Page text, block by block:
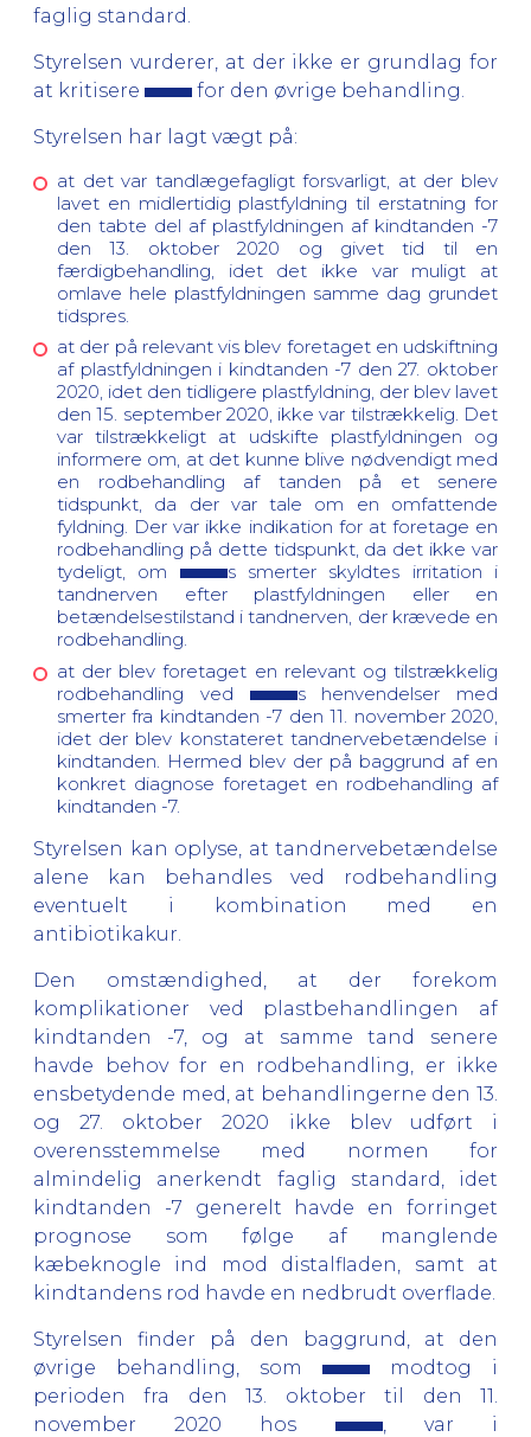
faglig standard.
Styrelsen vurderer, at der ikke er grundlag for
at kritisere
for den øvrige behandling.
Styrelsen har lagt vægt på:
at det var tandlægefagligt forsvarligt, at der blev
lavet en midlertidig plastfyldning til erstatning for
den tabte del af plastfyldningen af kindtanden -7
den 13. oktober 2020 og givet tid til en
færdigbehandling, idet det ikke var muligt at
omlave hele plastfyldningen samme dag grundet
tidspres.
at der på relevant vis blev foretaget en udskiftning
af plastfyldningen i kindtanden -7 den 27. oktober
2020, idet den tidligere plastfyldning, der blev lavet
den 15. september 2020, ikke var tilstrækkelig. Det
var tilstrækkeligt at udskifte plastfyldningen og
informere om, at det kunne blive nødvendigt med
en rodbehandling af tanden på et senere
tidspunkt, da der var tale om en omfattende
fyldning. Der var ikke indikation for at foretage en
rodbehandling på dette tidspunkt, da det ikke var
tydeligt, om
s smerter skyldtes irritation i
tandnerven efter plastfyldningen eller en
betændelsestilstand i tandnerven, der krævede en
rodbehandling.
at der blev foretaget en relevant og tilstrækkelig
rodbehandling ved
s henvendelser med
smerter fra kindtanden -7 den 11. november 2020,
idet der blev konstateret tandnervebetændelse i
kindtanden. Hermed blev der på baggrund af en
konkret diagnose foretaget en rodbehandling af
kindtanden -7.
Styrelsen kan oplyse, at tandnervebetændelse
alene kan behandles ved rodbehandling
eventuelt i kombination med en
antibiotikakur.
Den omstændighed, at der forekom
komplikationer ved plastbehandlingen af
kindtanden -7, og at samme tand senere
havde behov for en rodbehandling, er ikke
ensbetydende med, at behandlingerne den 13.
og 27. oktober 2020 ikke blev udført i
overensstemmelse med normen for
almindelig anerkendt faglig standard, idet
kindtanden -7 generelt havde en forringet
prognose som følge af manglende
kæbeknogle ind mod distalfladen, samt at
kindtandens rod havde en nedbrudt overflade.
Styrelsen finder på den baggrund, at den
øvrige behandling, som
modtog i
perioden fra den 13. oktober til den 11.
november 2020 hos
, var i